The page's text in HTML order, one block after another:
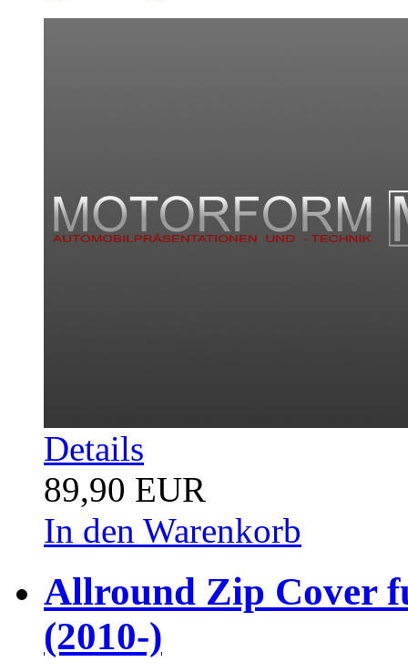
Details
89,90 EUR
In den Warenkorb
Allround Zip Cover
(2010-)